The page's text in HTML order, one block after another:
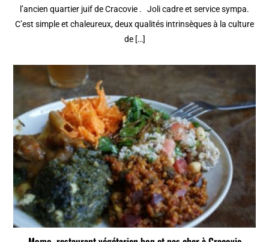
l’ancien quartier juif de Cracovie . Joli cadre et service sympa.
C’est simple et chaleureux, deux qualités intrinsèques à la culture
de […]